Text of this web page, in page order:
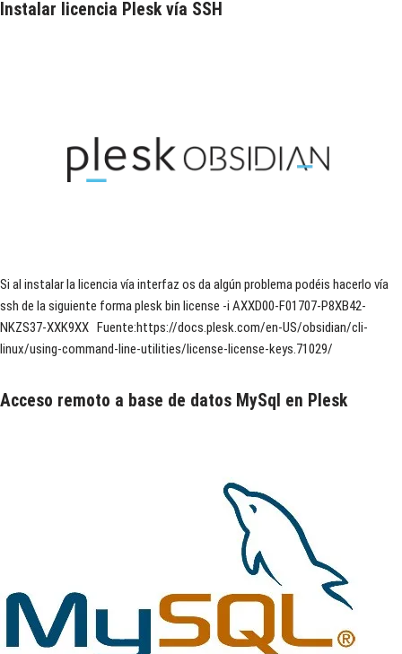
Instalar licencia Plesk vía SSH
Si al instalar la licencia vía interfaz os da algún problema podéis hacerlo vía
ssh de la siguiente forma plesk bin license -i AXXD00-F01707-P8XB42-
NKZS37-XXK9XX Fuente:https://docs.plesk.com/en-US/obsidian/cli-
linux/using-command-line-utilities/license-license-keys.71029/
Acceso remoto a base de datos MySql en Plesk